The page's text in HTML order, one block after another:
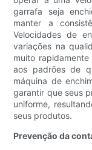
garrafa seja
manter a
Velocidades de
variações na
muito
aos padrões de
máquina de
garantir que seus
uniforme,
seus produtos.
Prevenção da